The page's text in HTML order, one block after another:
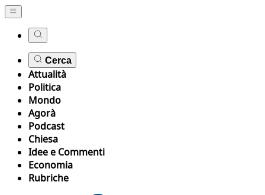
Cerca
Attualità
Politica
Mondo
Agorà
Podcast
Chiesa
Idee e Commenti
Economia
Rubriche